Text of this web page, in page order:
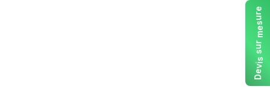
D
e
v
i
s
s
u
r
m
e
s
u
r
e